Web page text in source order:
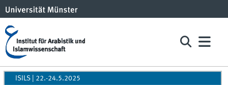
ISILS | 22.-24.5.2025